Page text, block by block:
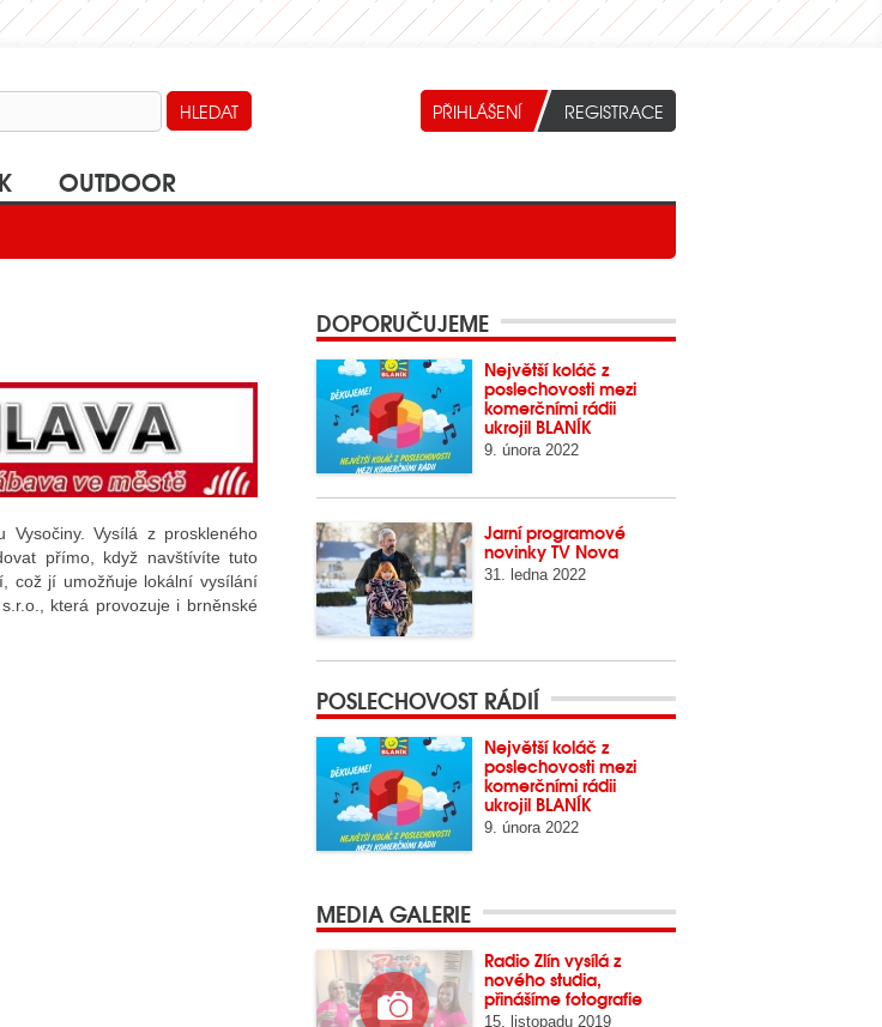
OUTDOOR
Vysílá z proskleného
přímo, když navštívíte tuto
což jí umožňuje lokální vysílání
která provozuje i brněnské
DOPORUČUJEME
Největší koláč z
poslechovosti mezi
komerčními rádii
ukrojil BLANÍK
9. února 2022
Jarní programové
novinky TV Nova
31. ledna 2022
POSLECHOVOST RÁDIÍ
Největší koláč z
poslechovosti mezi
komerčními rádii
ukrojil BLANÍK
9. února 2022
MEDIA GALERIE
Radio Zlín vysílá z
nového studia,
přinášíme fotografie
15. listopadu 2019